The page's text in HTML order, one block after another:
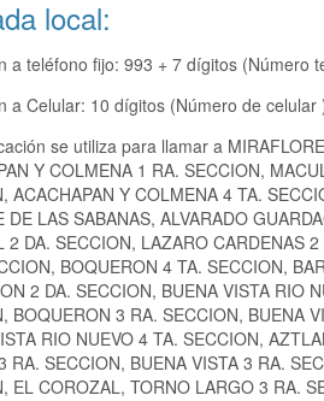
local:
a teléfono fijo: 993 + 7 dígitos (Número
a Celular: 10 dígitos (Número de celular
se utiliza para llamar a
Y COLMENA 1 RA. SECCION,
ACACHAPAN Y COLMENA 4 TA.
DE LAS SABANAS, ALVARADO
2 DA. SECCION, LAZARO CARDENAS
BOQUERON 4 TA. SECCION,
2 DA. SECCION, BUENA VISTA RIO
BOQUERON 3 RA. SECCION, BUENA
RIO NUEVO 4 TA. SECCION,
RA. SECCION, BUENA VISTA 3 RA.
EL COROZAL, TORNO LARGO 3 RA.